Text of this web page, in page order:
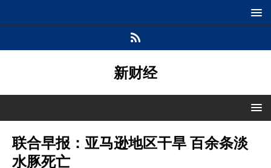
新财经
联合早报：亚马逊地区干旱 百余条淡
水豚死亡